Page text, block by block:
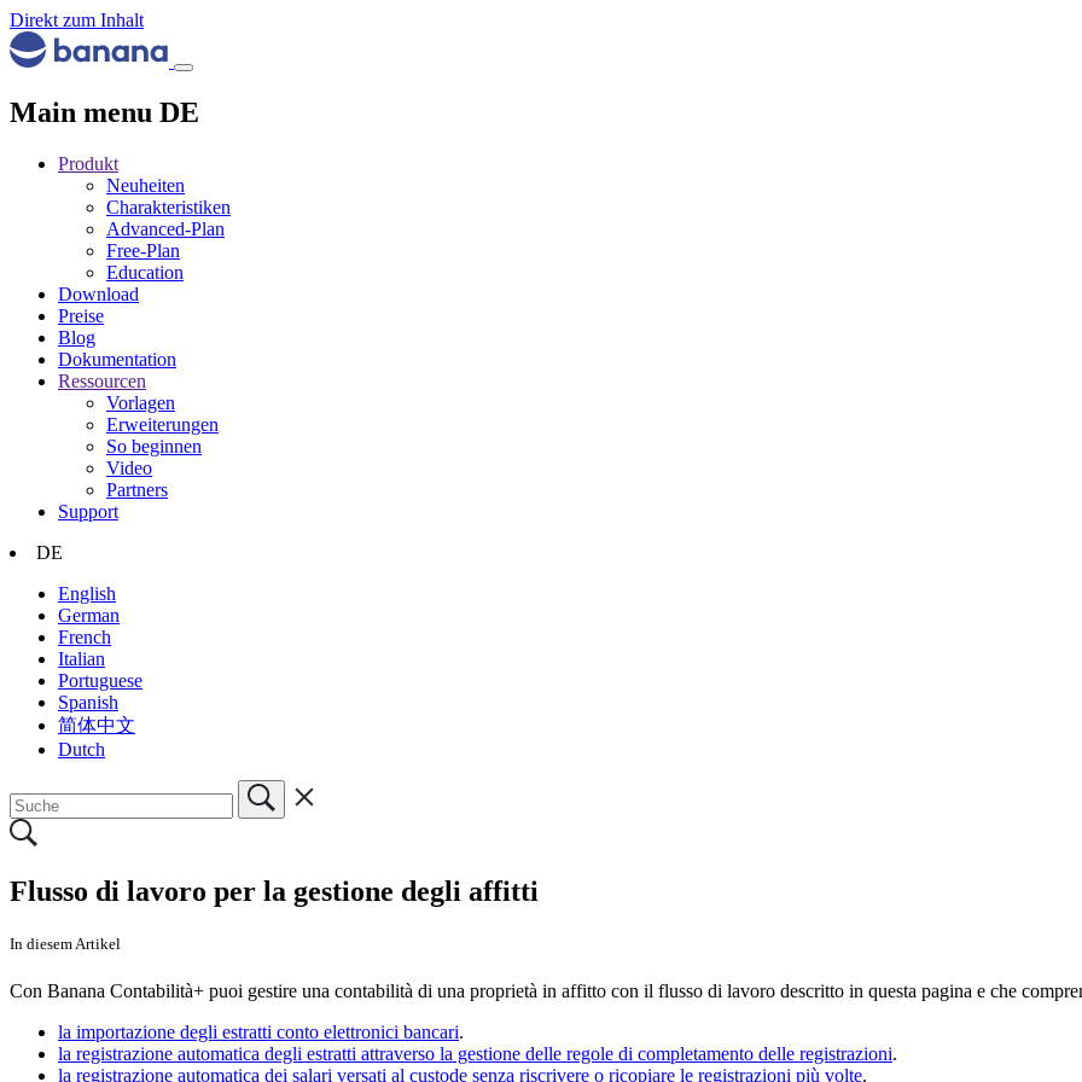
Direkt zum Inhalt
Main menu DE
Produkt
Neuheiten
Charakteristiken
Advanced-Plan
Free-Plan
Education
Download
Preise
Blog
Dokumentation
Ressourcen
Vorlagen
Erweiterungen
So beginnen
Video
Partners
Support
DE
English
German
French
Italian
Portuguese
Spanish
简体中文
Dutch
Flusso di lavoro per la gestione degli affitti
In diesem Artikel
Con Banana Contabilità+ puoi gestire una contabilità di una proprietà in affitto con il flusso di lavoro descritto in questa pagina e che
la importazione degli estratti conto elettronici bancari.
la registrazione automatica degli estratti attraverso la gestione delle regole di completamento delle registrazioni.
la registrazione automatica dei salari versati al custode senza riscrivere o ricopiare le registrazioni più volte.